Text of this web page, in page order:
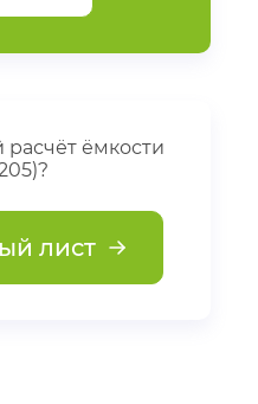
расчёт ёмкости
лист